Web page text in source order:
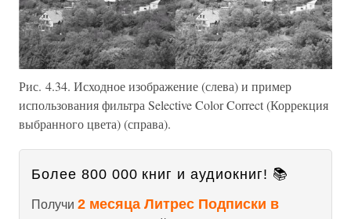
Рис. 4.34. Исходное изображение (слева) и пример
использования фильтра Selective Color Correct (Коррекция
выбранного цвета) (справа).
Более 800 000 книг и аудиокниг! 📚
Получи 2 месяца Литрес Подписки в